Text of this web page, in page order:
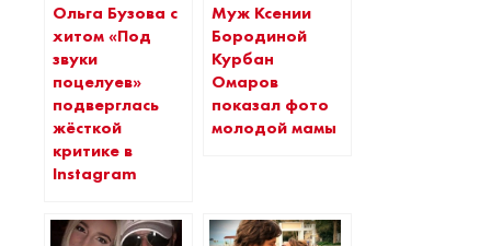
Ольга Бузова с
хитом «Под
звуки
поцелуев»
подверглась
жёсткой
критике в
Instagram
Муж Ксении
Бородиной
Курбан
Омаров
показал фото
молодой мамы